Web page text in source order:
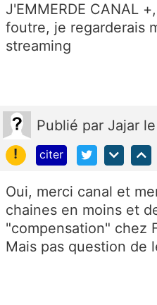
J'EMMERDE CANAL
foutre, je regarderais
streaming
Publié par Jajar
!
citer
Oui, merci canal et
chaines en moins et
"compensation" chez
Mais pas question de